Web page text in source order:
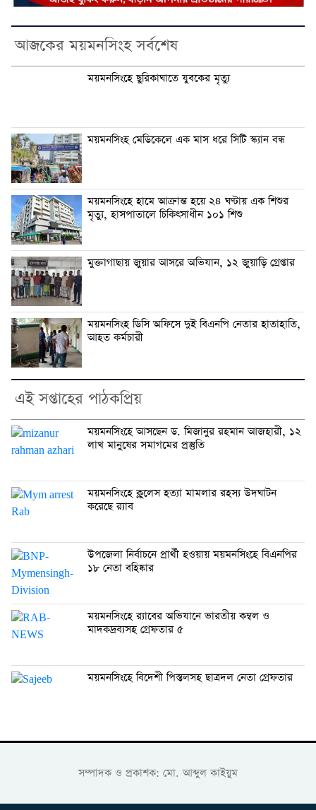
আজকের ময়মনসিংহ সর্বশেষ
ময়মনসিংহে ছুরিকাঘাতে যুবকের মৃত্যু
ময়মনসিংহ মেডিকেলে এক মাস ধরে সিটি স্ক্যান বন্ধ
ময়মনসিংহে হামে আক্রান্ত হয়ে ২৪ ঘণ্টায় এক শিশুর
মৃত্যু, হাসপাতালে চিকিৎসাধীন ১০১ শিশু
মুক্তাগাছায় জুয়ার আসরে অভিযান, ১২ জুয়াড়ি গ্রেপ্তার
ময়মনসিংহ ডিসি অফিসে দুই বিএনপি নেতার হাতাহাতি,
আহত কর্মচারী
এই সপ্তাহের পাঠকপ্রিয়
ময়মনসিংহে আসছেন ড. মিজানুর রহমান আজহারী, ১২
লাখ মানুষের সমাগমের প্রস্তুতি
ময়মনসিংহে ক্লুলেস হত্যা মামলার রহস্য উদঘাটন
করেছে র‍্যাব
উপজেলা নির্বাচনে প্রার্থী হওয়ায় ময়মনসিংহে বিএনপির
১৮ নেতা বহিষ্কার
ময়মনসিংহে র‍্যাবের অভিযানে ভারতীয় কম্বল ও
মাদকদ্রব্যসহ গ্রেফতার ৫
ময়মনসিংহে বিদেশী পিস্তলসহ ছাত্রদল নেতা গ্রেফতার
সম্পাদক ও প্রকাশক: মো. আব্দুল কাইয়ুম